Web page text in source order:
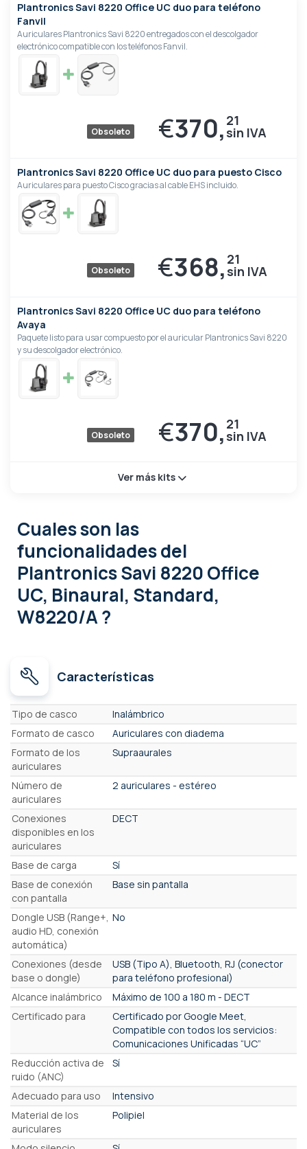
Plantronics Savi 8220 Office UC duo para teléfono
Fanvil
Auriculares Plantronics Savi 8220 entregados con el descolgador
electrónico compatible con los teléfonos Fanvil.
Obsoleto €370, 21
Plantronics Savi 8220 Office UC duo para puesto Cisco
Auriculares para puesto Cisco gracias al cable EHS incluido.
Obsoleto €368, 21
Plantronics Savi 8220 Office UC duo para teléfono
Avaya
Paquete listo para usar compuesto por el auricular Plantronics Savi 8220
y su descolgador electrónico.
Obsoleto €370, 21
Ver más kits
Cuales son las
funcionalidadesdel
Plantronics Savi 8220 Office
UC, Binaural, Standard,
W8220/A ?
Características
Características
Tipo de casco
Inalámbrico
Formato de casco
Auriculares con diadema
Formato de los
auriculares
Supraaurales
Número de
auriculares
2 auriculares - estéreo
Conexiones
disponibles en los
auriculares
DECT
Base de carga
Sí
Base de conexión
con pantalla
Base sin pantalla
Dongle USB (Range+,
audio HD, conexión
automática)
No
Conexiones (desde
base o dongle)
USB (Tipo A), Bluetooth, RJ (conector
para teléfono profesional)
Alcance inalámbrico
Máximo de 100 a 180 m - DECT
Certificado para
Certificado por Google Meet,
Compatible con todos los servicios:
Comunicaciones Unificadas “UC”
Reducción activa de
ruido (ANC)
Sí
Adecuado para uso
Intensivo
Material de los
auriculares
Polipiel